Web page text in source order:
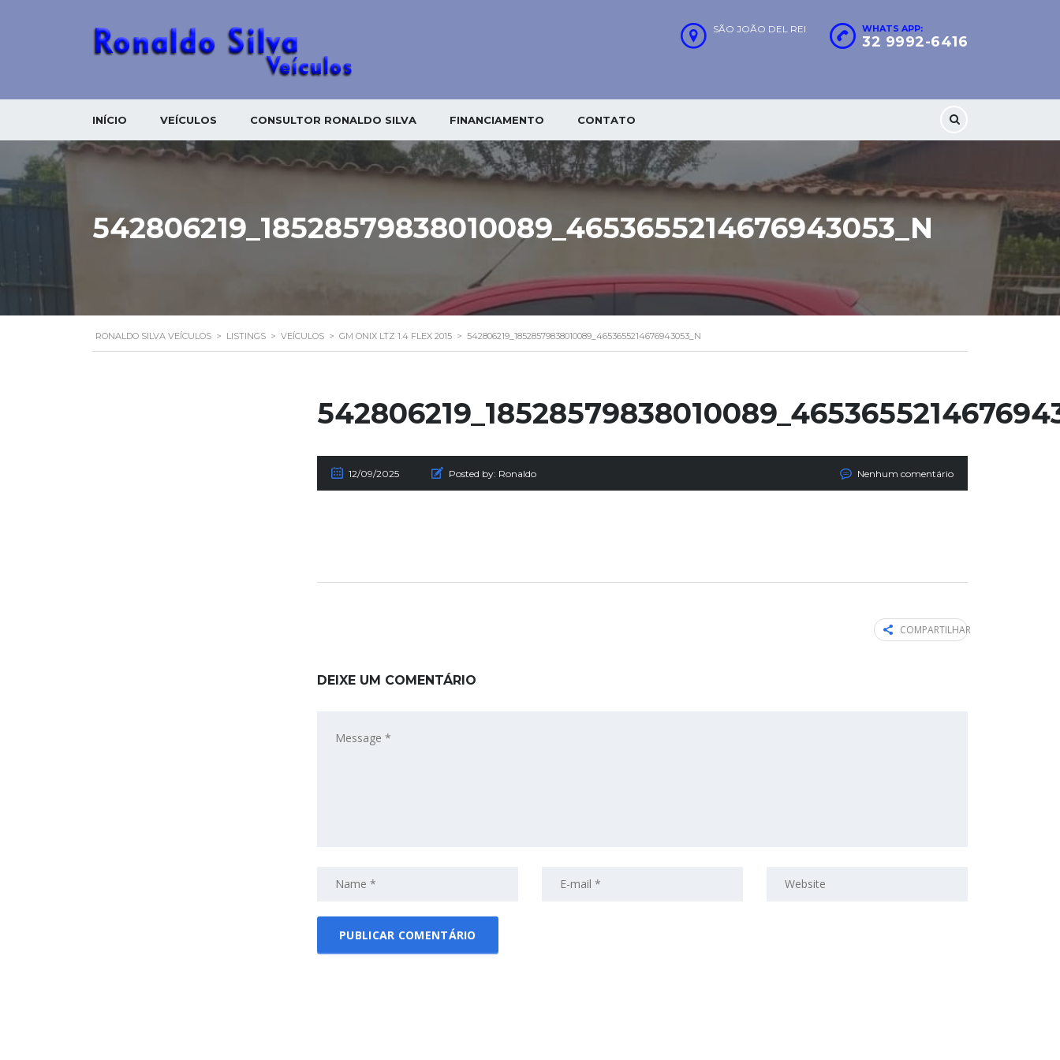
WHATS APP:
32 9992-6416
SÃO JOÃO DEL REI
INÍCIO VEÍCULOS CONSULTOR RONALDO SILVA FINANCIAMENTO CONTATO
542806219_18528579838010089_4653655214676943053_N
RONALDO SILVA VEÍCULOS > LISTINGS > VEÍCULOS > GM ONIX LTZ 1.4 FLEX 2015 > 542806219_18528579838010089_4653655214676943053_N
12/09/2025 Posted by: Ronaldo Nenhum comentário
COMPARTILHAR
DEIXE UM COMENTÁRIO